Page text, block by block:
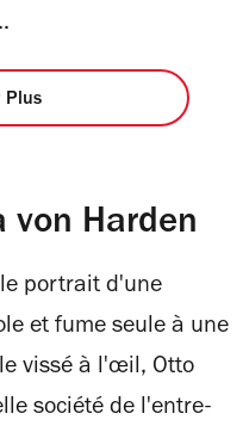
Plus
von Harden
portrait d'une
et fume seule à une
vissé à l'œil, Otto
société de l'entre-